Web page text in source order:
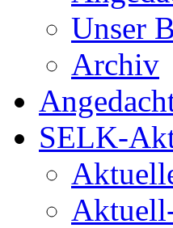
Unser
Archiv
SELK-